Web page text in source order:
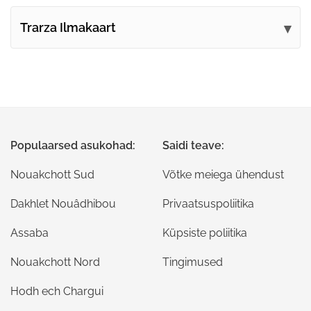
Trarza Ilmakaart
Populaarsed asukohad:
Nouakchott Sud
Dakhlet Nouâdhibou
Assaba
Nouakchott Nord
Hodh ech Chargui
Saidi teave:
Võtke meiega ühendust
Privaatsuspoliitika
Küpsiste poliitika
Tingimused